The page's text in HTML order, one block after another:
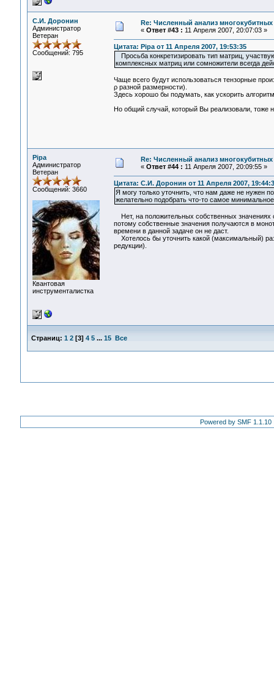
С.И. Доронин
Администратор
Ветеран
Сообщений: 795
Re: Численный анализ многокубитных
« Ответ #43 : 11 Апреля 2007, 20:07:03 »
Цитата: Pipa от 11 Апреля 2007, 19:53:35
Просьба конкретизировать тип матриц,
комплексных матриц или сомножители всегда
Чаще всего будут использоваться тензорные
ρ разной размерности).
Здесь хорошо бы подумать, как ускорить
Но общий случай, который Вы реализовали, тоже
Pipa
Администратор
Ветеран
Сообщений: 3660
Квантовая
инструменталистка
Re: Численный анализ многокубитных
« Ответ #44 : 11 Апреля 2007, 20:09:55 »
Цитата: С.И. Доронин от 11 Апреля 2007,
Я могу только уточнить, что нам даже не нужен
желательно подобрать что-то самое
Нет, на положительных собственных значениях
потому собственные значения получаются в
времени в данной задаче он не даст.
Хотелось бы уточнить какой (максимальный)
редукции).
Страниц: 1 2[3] 4 5 ... 15 Все
Powered by SMF 1.1.10